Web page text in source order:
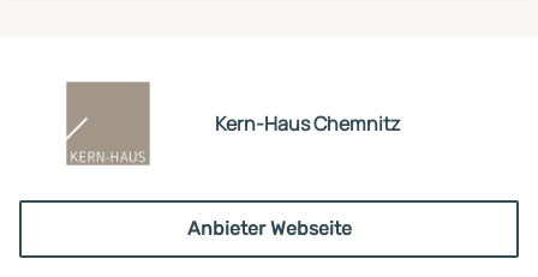
Kern-Haus Chemnitz
Anbieter Webseite